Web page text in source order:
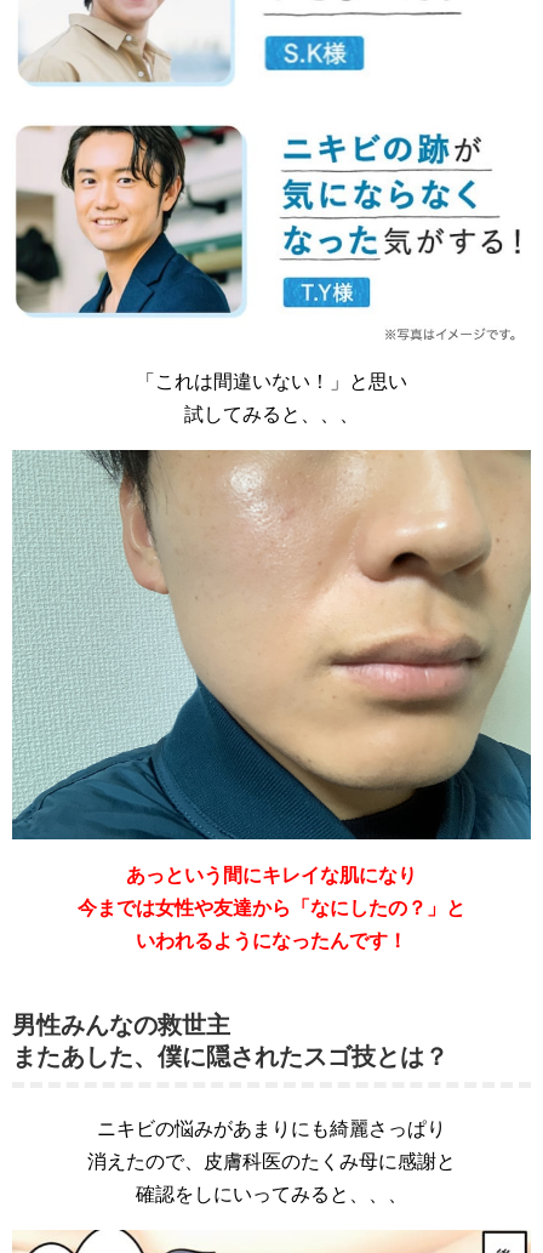
「これは間違いない！」と思い
試してみると、、、
あっという間にキレイな肌になり
今までは女性や友達から「なにしたの？」と
いわれるようになったんです！
男性みんなの救世主
またあした、僕に隠されたスゴ技とは？
ニキビの悩みがあまりにも綺麗さっぱり
消えたので、皮膚科医のたくみ母に感謝と
確認をしにいってみると、、、